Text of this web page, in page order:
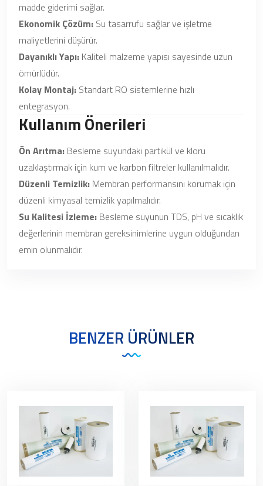
madde giderimi sağlar.
Ekonomik Çözüm: Su tasarrufu sağlar ve işletme
maliyetlerini düşürür.
Dayanıklı Yapı: Kaliteli malzeme yapısı sayesinde uzun
ömürlüdür.
Kolay Montaj: Standart RO sistemlerine hızlı
entegrasyon.
Kullanım Önerileri
Ön Arıtma: Besleme suyundaki partikül ve kloru
uzaklaştırmak için kum ve karbon filtreler kullanılmalıdır.
Düzenli Temizlik: Membran performansını korumak için
düzenli kimyasal temizlik yapılmalıdır.
Su Kalitesi İzleme: Besleme suyunun TDS, pH ve sıcaklık
değerlerinin membran gereksinimlerine uygun olduğundan
emin olunmalıdır.
BENZER ÜRÜNLER